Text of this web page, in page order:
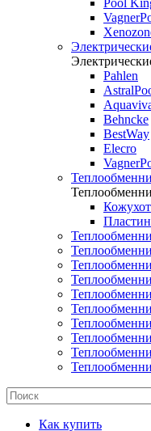
Pool
Pahlen
Behncke
BestWay
Elecro
Как купить